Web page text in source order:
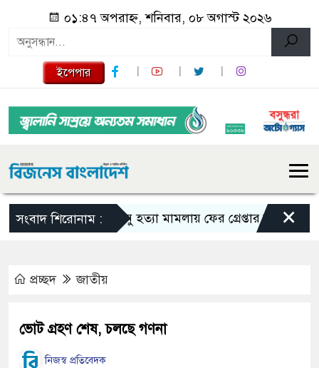
০১:৪৭ অপরাহ্ন, শনিবার, ০৮ অগাস্ট ২০২৬
ইপেপার
সংবাদ শিরোনাম :তনু হত্যা মামলায় ফের গ্রেপ্তার সাবেক ×
প্রচ্ছদ জাতীয়
ভোট গ্রহণ শেষ, চলছে গণনা
নিজস্ব প্রতিবেদক